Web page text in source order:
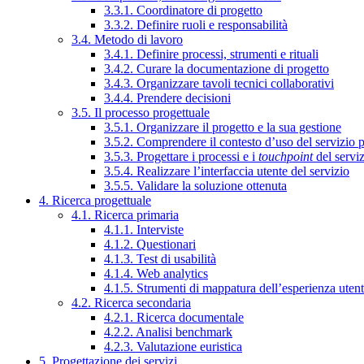
3.3.1. Coordinatore di progetto
3.3.2. Definire ruoli e responsabilità
3.4. Metodo di lavoro
3.4.1. Definire processi, strumenti e rituali
3.4.2. Curare la documentazione di progetto
3.4.3. Organizzare tavoli tecnici collaborativi
3.4.4. Prendere decisioni
3.5. Il processo progettuale
3.5.1. Organizzare il progetto e la sua gestione
3.5.2. Comprendere il contesto d’uso del servizio
3.5.3. Progettare i processi e i touchpointdel
3.5.4. Realizzare l’interfaccia utente del servizio
3.5.5. Validare la soluzione ottenuta
4. Ricerca progettuale
4.1. Ricerca primaria
4.1.1. Interviste
4.1.2. Questionari
4.1.3. Test di usabilità
4.1.4. Web analytics
4.1.5. Strumenti di mappatura dell’esperienza
4.2. Ricerca secondaria
4.2.1. Ricerca documentale
4.2.2. Analisi benchmark
4.2.3. Valutazione euristica
5. Progettazione dei servizi